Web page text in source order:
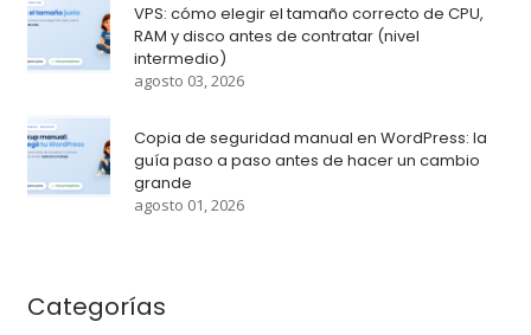
VPS: cómo elegir el tamaño correcto de CPU,
RAM y disco antes de contratar (nivel
intermedio)
agosto 03, 2026
Copia de seguridad manual en WordPress: la
guía paso a paso antes de hacer un cambio
grande
agosto 01, 2026
Categorías